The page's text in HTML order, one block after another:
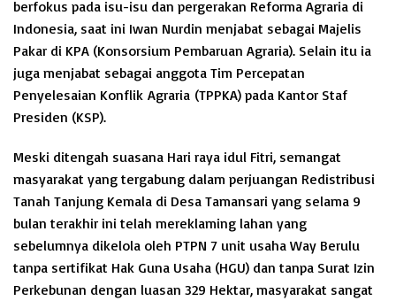
berfokus pada isu-isu dan pergerakan Reforma Agraria di
Indonesia, saat ini Iwan Nurdin menjabat sebagai Majelis
Pakar di KPA (Konsorsium Pembaruan Agraria). Selain itu ia
juga menjabat sebagai anggota Tim Percepatan
Penyelesaian Konflik Agraria (TPPKA) pada Kantor Staf
Presiden (KSP).
Meski ditengah suasana Hari raya idul Fitri, semangat
masyarakat yang tergabung dalam perjuangan Redistribusi
Tanah Tanjung Kemala di Desa Tamansari yang selama 9
bulan terakhir ini telah mereklaming lahan yang
sebelumnya dikelola oleh PTPN 7 unit usaha Way Berulu
tanpa sertifikat Hak Guna Usaha (HGU) dan tanpa Surat Izin
Perkebunan dengan luasan 329 Hektar, masyarakat sangat